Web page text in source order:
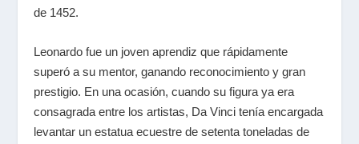
de 1452.
Leonardo fue un joven aprendiz que rápidamente
superó a su mentor, ganando reconocimiento y gran
prestigio. En una ocasión, cuando su figura ya era
consagrada entre los artistas, Da Vinci tenía encargada
levantar un estatua ecuestre de setenta toneladas de